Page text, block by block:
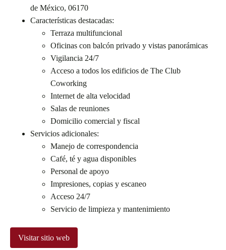
de México, 06170
Características destacadas:
Terraza multifuncional
Oficinas con balcón privado y vistas panorámicas
Vigilancia 24/7
Acceso a todos los edificios de The Club
Coworking
Internet de alta velocidad
Salas de reuniones
Domicilio comercial y fiscal
Servicios adicionales:
Manejo de correspondencia
Café, té y agua disponibles
Personal de apoyo
Impresiones, copias y escaneo
Acceso 24/7
Servicio de limpieza y mantenimiento
Visitar sitio web